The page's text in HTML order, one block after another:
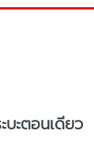
บะตอนเดียว